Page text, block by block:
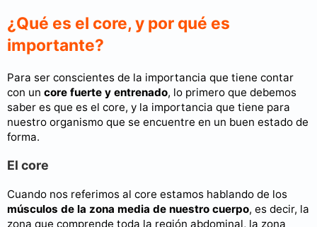
¿Qué es el core, y por qué es
importante?
Para ser conscientes de la importancia que tiene contar
con un core fuerte y entrenado, lo primero que debemos
saber es que es el core, y la importancia que tiene para
nuestro organismo que se encuentre en un buen estado de
forma.
El core
Cuando nos referimos al core estamos hablando de los
músculos de la zona media de nuestro cuerpo, es decir, la
zona que comprende toda la región abdominal, la zona